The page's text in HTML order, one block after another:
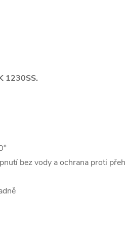
1230SS.
bez vody a ochrana proti